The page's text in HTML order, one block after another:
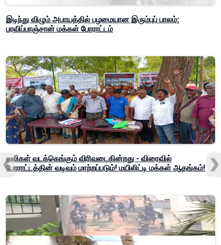
இடிந்து விழும் அபாயத்தில் பழமையான இரும்புப் பாலம்;
பரவிப்பாஞ்சான் மக்கள் போராட்டம்
வலிகள் வடக்கெங்கும் விரிவடைகின்றது - விரைவில்
போராட்டத்தின் வடிவும் மாற்றப்படும்! மயிலிட்டி மக்கள் ஆதங்கம்!